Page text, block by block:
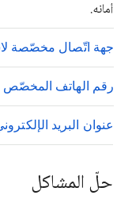
أمانه.
جهة اتّصال مخصّصة
رقم الهاتف المخصّص
عنوان البريد
حلّ المشاكل